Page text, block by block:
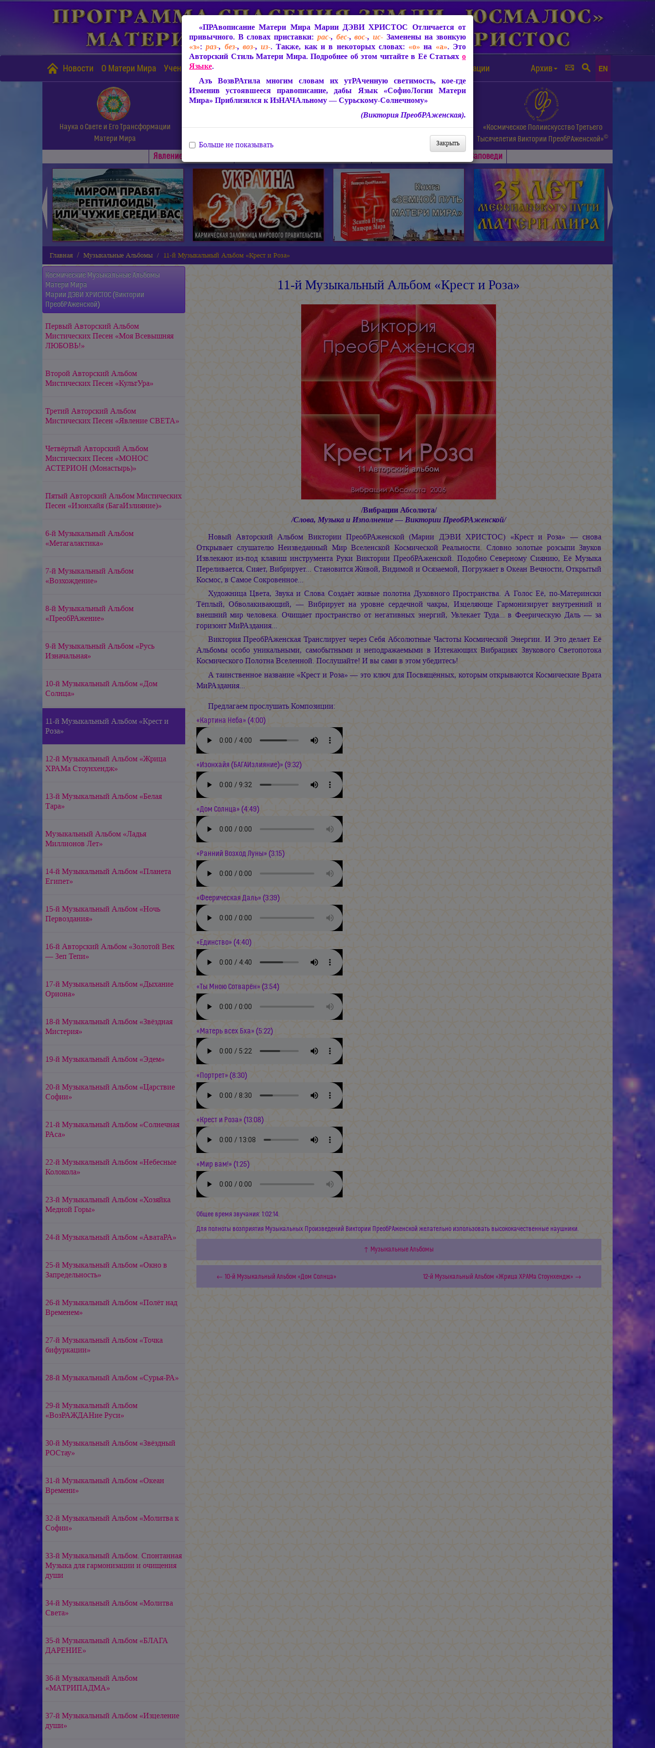
Новости О Матери Мира Учение Матери Мира Защита от чипизации Архив EN
Наука о Свете и Его Трансформации
Матери Мира
СофиоЛогия Матери Мира
Живое Слово Матери Мира.
Статьи, Книги, Видео, Аудио и др.
«Космическое Полиискусство Третьего
Тысячелетия Виктории ПреобРАженской»©
Явлениe Матери Мира Заповеди
◄ ►
Главная Музыкальные Альбомы 11-й Музыкальный Альбом «Крест и Роза»
Космические Музыкальные Альбомы
Матери Мира
Марии ДЭВИ ХРИСТОС (Виктории
ПреобРАженской)
Первый Авторский Альбом
Мистических Песен «Моя Всевышняя
ЛЮБОВЬ!»
Второй Авторский Альбом
Мистических Песен «КультУра»
Третий Авторский Альбом
Мистических Песен «Явление СВЕТА»
Четвёртый Авторский Альбом
Мистических Песен «МОНОС
АСТЕРИОН (Монастырь)»
Пятый Авторский Альбом Мистических
Песен «Изонхайя (БагаИзлияние)»
6-й Музыкальный Альбом
«Метагалактика»
7-й Музыкальный Альбом
«Возхождение»
8-й Музыкальный Альбом
«ПреобРАжение»
9-й Музыкальный Альбом «Русь
Изначальная»
10-й Музыкальный Альбом «Дом
Солнца»
11-й Музыкальный Альбом «Крест и
Роза»
12-й Музыкальный Альбом «Жрица
ХРАМа Стоунхендж»
13-й Музыкальный Альбом «Белая
Тара»
Музыкальный Альбом «Ладья
Миллионов Лет»
14-й Музыкальный Альбом «Планета
Египет»
15-й Музыкальный Альбом «Ночь
Первоздания»
16-й Авторский Альбом «Золотой Век
— Зеп Тепи»
17-й Музыкальный Альбом «Дыхание
Ориона»
18-й Музыкальный Альбом «Звёздная
Мистерия»
19-й Музыкальный Альбом «Эдем»
20-й Музыкальный Альбом «Царствие
Софии»
21-й Музыкальный Альбом «Солнечная
РАса»
22-й Музыкальный Альбом «Небесные
Колокола»
23-й Музыкальный Альбом «Хозяйка
Медной Горы»
24-й Музыкальный Альбом «АватаРА»
25-й Музыкальный Альбом «Окно в
Запредельность»
26-й Музыкальный Альбом «Полёт над
Временем»
27-й Музыкальный Альбом «Точка
бифуркации»
28-й Музыкальный Альбом «Сурья-РА»
29-й Музыкальный Альбом
«ВозРАЖДАНие Руси»
30-й Музыкальный Альбом «Звёздный
РОСтау»
31-й Музыкальный Альбом «Океан
Времени»
32-й Музыкальный Альбом «Молитва к
Софии»
33-й Музыкальный Альбом. Спонтанная
Музыка для гармонизации и очищения
души
34-й Музыкальный Альбом «Молитва
Света»
35-й Музыкальный Альбом «БЛАГА
ДАРЕНИЕ»
36-й Музыкальный Альбом
«МАТРИПАДМА»
37-й Музыкальный Альбом «Изцеление
души»
11-й Музыкальный Альбом «Крест и Роза»
/Вибрации Абсолюта/
/Слова, Музыка и Изполнение — Виктории ПреобРАженской/
Новый Авторский Альбом Виктории ПреобРАженской(Марии ДЭВИ ХРИСТОС) «Крест и Роза» — снова
Открывает слушателю Неизведанный Мир Вселенской Космической Реальности. Словно золотые розсыпи Звуков
Извлекают из-под клавиш инструмента Руки Виктории ПреобРАженской. Подобно Северному Сиянию, Её Музыка
Переливается, Сияет, Вибрирует... Становится Живой, Видимой и Осязаемой, Погружает в Океан Вечности, Открытый
Космос, в Самое Сокровенное...
Художница Цвета, Звука и Слова Создаёт живые полотна Духовного Пространства. А Голос Её, по-Матерински
Тёплый, Обволакивающий, — Вибрирует на уровне сердечной чакры, Изцеляюще Гармонизирует внутренний и
внешний мир человека. Очищает пространство от негативных энергий, Увлекает Туда... в Феерическую Даль — за
горизонт МиРАздания...
Виктория ПреобРАженская Транслирует через Себя Абсолютные Частоты Космической Энергии. И Это делает Её
Альбомы особо уникальными, самобытными и неподражаемыми в Изтекающих Вибрациях Звукового Светопотока
Космического Полотна Вселенной. Послушайте! И вы сами в этом убедитесь!
А таинственное название «Крест и Роза» — это ключ для Посвящённых, которым открываются Космические Врата
МиРАздания...
Предлагаем прослушать Композиции:
«Картина Неба» (4:00)
«Изонхайя (БАГАИзлияние)» (9:32)
«Дом Солнца» (4:49)
«Ранний Возход Луны» (3:15)
«Феерическая Даль» (3:39)
«Единство» (4:40)
«Ты Мною Сотварён» (3:54)
«Матерь всех Бха» (5:22)
«Портрет» (8:30)
«Крест и Роза» (13:08)
«Мир вам!» (1:25)
Общее время звучания: 1:02:14.
Для полноты возприятия Музыкальных Произведений Виктории ПреобРАженской желательно изпользовать высококачественные наушники.
↑ Музыкальные Альбомы
← 10-й Музыкальный Альбом «Дом Солнца» 12-й Музыкальный Альбом «Жрица ХРАМа Стоунхендж» →
«ПРАвописание Матери Мира Марии ДЭВИ ХРИСТОС Отличается от
привычного. В словах приставки: рас-, бес-,вос-, ис-Заменены на звонкую
«з»:раз-, без-, воз-,из-. Также, как и в некоторых словах: «о» на «а». Это
Авторский Стиль Матери Мира. Подробнее об этом читайте в Её Статьях о
Языке.
Азъ ВозвРАтила многим словам их утРАченную светимость, кое-где
Изменив устоявшееся правописание, дабы Язык «СофиоЛогии Матери
Мира» Приблизился к ИзНАЧАльному — Сурьскому-Солнечному»
(Виктория ПреобРАженская).
Закрыть
Больше не показывать